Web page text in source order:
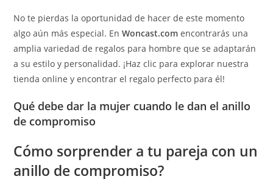
No te pierdas la oportunidad de hacer de este momento
algo aún más especial. EnWoncast.com encontrarás una
amplia variedad de regalos para hombre que se adaptarán
a su estilo y personalidad. ¡Haz clic para explorar nuestra
tienda online y encontrar el regalo perfecto para él!
Qué debe dar la mujer cuando le dan el anillo
de compromiso
Cómo sorprender a tu pareja con un
anillo de compromiso?